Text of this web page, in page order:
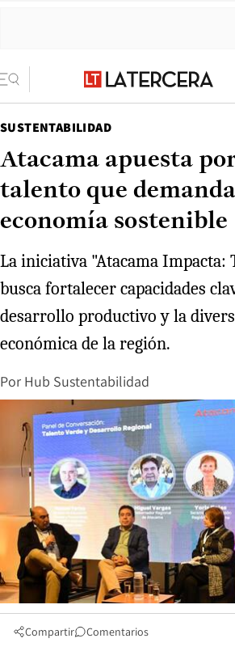
SUSTENTABILIDAD
Atacama apuesta
talento que
economía sostenible
La iniciativa "Atacama Impacta:
busca fortalecer capacidades
desarrollo productivo y la
económica de la región.
Por Hub Sustentabilidad
Compartir Comentarios